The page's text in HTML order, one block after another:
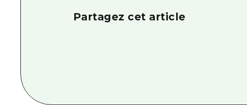
Partagez cet article